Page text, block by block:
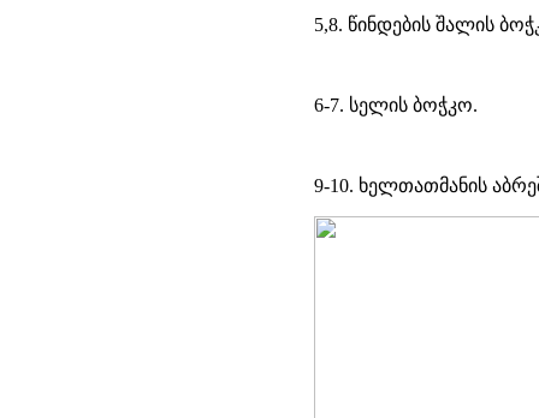
5,8. წინდების შალის
6-7. სელის ბოჭკო.
9-10. ხელთათმანის